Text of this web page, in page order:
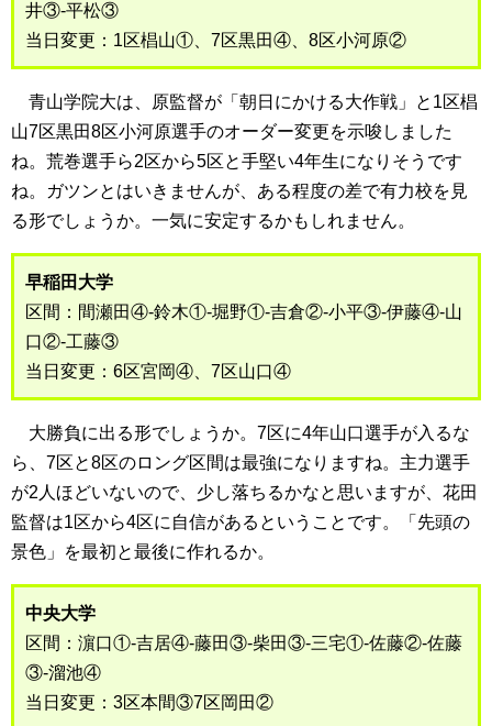
井③-平松③
当日変更：1区椙山①、7区黒田④、8区小河原②
青山学院大は、原監督が「朝日にかける大作戦」と1区椙
山7区黒田8区小河原選手のオーダー変更を示唆しました
ね。荒巻選手ら2区から5区と手堅い4年生になりそうです
ね。ガツンとはいきませんが、ある程度の差で有力校を見
る形でしょうか。一気に安定するかもしれません。
早稲田大学
区間：間瀬田④-鈴木①-堀野①-吉倉②-小平③-伊藤④-山
口②-工藤③
当日変更：6区宮岡④、7区山口④
大勝負に出る形でしょうか。7区に4年山口選手が入るな
ら、7区と8区のロング区間は最強になりますね。主力選手
が2人ほどいないので、少し落ちるかなと思いますが、花田
監督は1区から4区に自信があるということです。「先頭の
景色」を最初と最後に作れるか。
中央大学
区間：濵口①-吉居④-藤田③-柴田③-三宅①-佐藤②-佐藤
③-溜池④
当日変更：3区本間③7区岡田②